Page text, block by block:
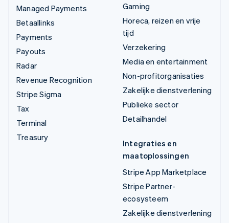
Managed Payments
Betaallinks
Payments
Payouts
Radar
Revenue Recognition
Stripe Sigma
Tax
Terminal
Treasury
Gaming
Horeca, reizen en vrije
tijd
Verzekering
Media en entertainment
Non-profitorganisaties
Zakelijke dienstverlening
Publieke sector
Detailhandel
Integraties en
maatoplossingen
Stripe App Marketplace
Stripe Partner-
ecosysteem
Zakelijke dienstverlening